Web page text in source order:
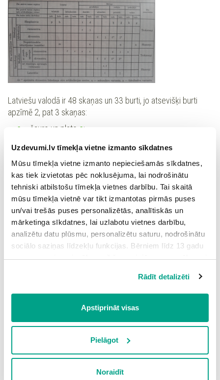
Uzdevumi.lv tīmekļa vietne izmanto sīkdatnes
Mūsu tīmekļa vietne izmanto nepieciešamās sīkdatnes,
kas tiek izvietotas pēc noklusējuma, lai nodrošinātu
tehniski atbilstošu tīmekļa vietnes darbību. Tai skaitā
mūsu tīmekļa vietnē var tikt izmantotas pirmās puses
un/vai trešās puses personalizētās, analītiskās un
mārketinga sīkdatnes, lai uzlabotu vietnes darbību,
analizētu datu plūsmu, personalizētu saturu, nodrošinātu
sociālo saziņas līdzekļu funkcijas. Bērniem līdz 13 gadu
vecumam pirms izvēles veikšanas ir jāprasa vecāka vai
Spiežot uz pogas “Apstiprināt visas”, Jūs piekrītat visām
sīkdatnēm, kas atrodas šajā tīmekļa vietnē, ieskaitot
trešo pušu mārketinga sīkdatnes. Spiežot uz pogas
vietnē, izņemot “Nepieciešamās” sīkdatnes, kuru
izmantošanai nav nepieciešams iegūt lietotāja piekrišanu.
Spiežot uz pogas “Apstiprināt izvēlētās”, Jūs varat mainīt
sīkdatņu politikuun ir iespēja atsaukt savu
Rādīt detalizēti
Apstiprināt visas
Pielāgot
Noraidīt
Latviešu valodā ir 48 skaņas un 33 burti, jo atsevišķi burti
apzīmē 2, pat 3 skaņas:
e – šauro un plato e;
o–o, ō, uo.
Latviešu valodā ir arī pretēja parādība - ar diviem burtiem tiek
apzīmēta 1 skaņa:
dz
undž
divskaņi.
Pozicionālās skaņu pārmaiņas vērojamas runā, tās
skaņām.
Pārmaiņas notiek tāpēc, ka runas orgāni, sagatavojoties
nākamās skaņas izrunai, jau iepriekšējās skaņas izrunas
izrunas laikā vēl ir saglabājuši iepriekšējās skaņas izrunai
nepieciešamo stāvokli.
Tātad pozicionālās skaņu pārmaiņas rodas noteiktā pozīcijā,